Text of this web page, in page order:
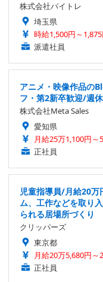
株式会社バイトレ
埼玉県
時給1,500円～
派遣社員
アニメ・映像作品の
フ・第2新卒歓迎/週
株式会社Meta Sales
愛知県
月給25万1,100円～
正社員
児童指導員/月給20
ム、工作などを取り
られる居場所づくり
クリッパーズ
東京都
月給20万5,680円～
正社員